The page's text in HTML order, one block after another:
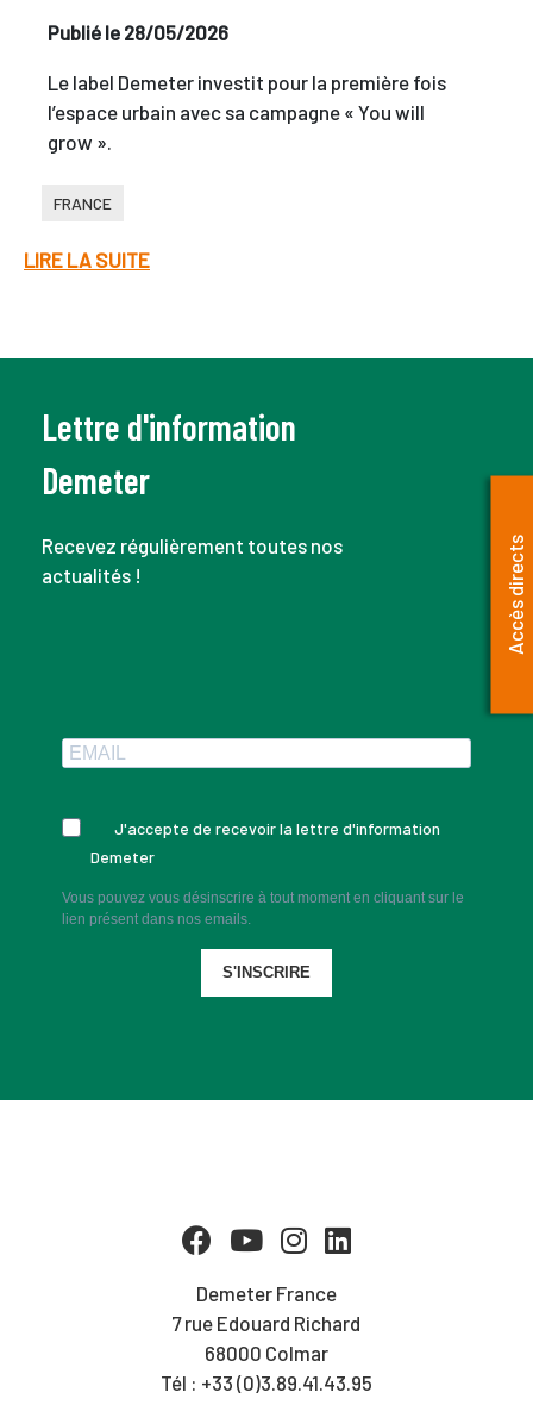
Publié le 28/05/2026
Le label Demeter investit pour la première fois
l’espace urbain avec sa campagne « You will
grow ».
FRANCE
LIRE LA SUITE
Lettre d'information
Demeter
Recevez régulièrement toutes nos
actualités !
J'accepte de recevoir la lettre d'information
Demeter
Vous pouvez vous désinscrire à tout moment en cliquant sur le
lien présent dans nos emails.
S'INSCRIRE
Demeter France
7 rue Edouard Richard
68000 Colmar
Tél : +33 (0)3.89.41.43.95
Accès directs